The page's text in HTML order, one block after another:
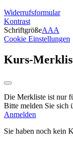
Widerrufsformular
Kontrast
SchriftgrößeAAA
Cookie Einstellungen
Kurs-
Die Merkliste ist nur
Bitte melden Sie sich
Anmelden
Sie haben noch kein